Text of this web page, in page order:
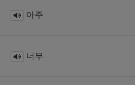
아주
너무